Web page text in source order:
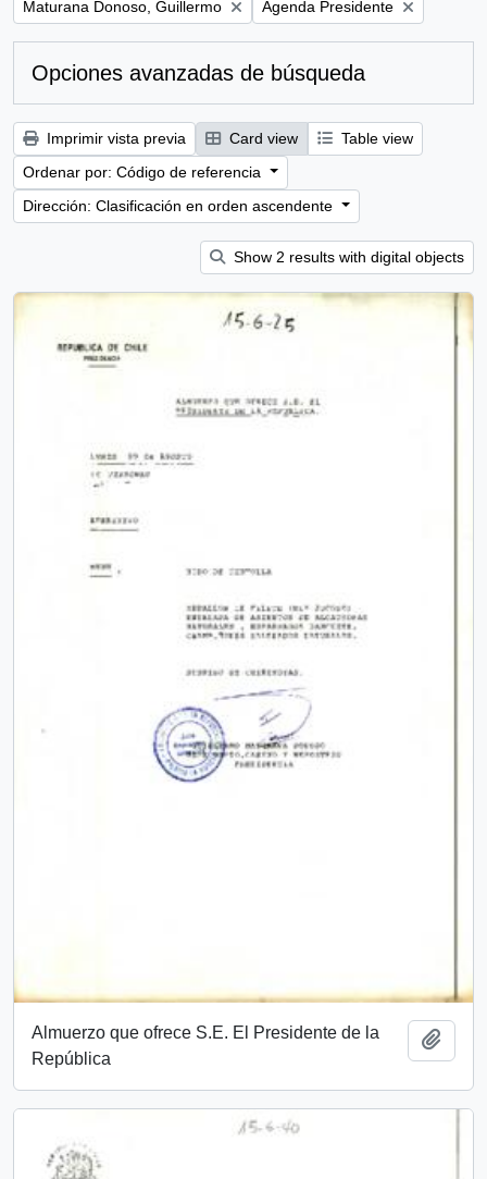
Remove filter:
Maturana Donoso, Guillermo Remove filter:
Agenda Presidente
Opciones avanzadas de búsqueda
Imprimir vista previa Card view
Table view
Ordenar por: Código de referencia
Dirección: Clasificación en orden ascendente
Show 2 results with digital objects
Almuerzo que ofrece S.E. El Presidente de la
República